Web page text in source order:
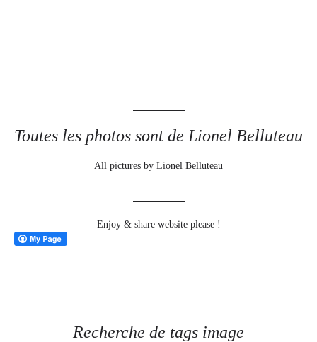
Toutes les photos sont de Lionel Belluteau
All pictures by Lionel Belluteau
Enjoy & share website please !
Recherche de tags image